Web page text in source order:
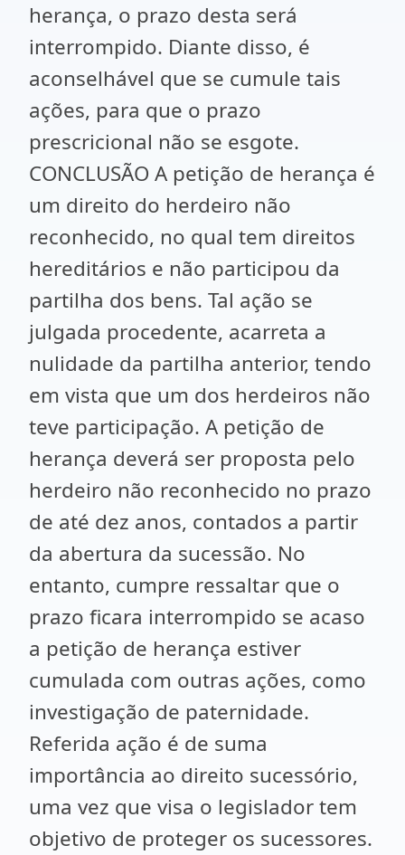
herança, o prazo desta será
interrompido. Diante disso, é
aconselhável que se cumule tais
ações, para que o prazo
prescricional não se esgote.
CONCLUSÃO A petição de herança é
um direito do herdeiro não
reconhecido, no qual tem direitos
hereditários e não participou da
partilha dos bens. Tal ação se
julgada procedente, acarreta a
nulidade da partilha anterior, tendo
em vista que um dos herdeiros não
teve participação. A petição de
herança deverá ser proposta pelo
herdeiro não reconhecido no prazo
de até dez anos, contados a partir
da abertura da sucessão. No
entanto, cumpre ressaltar que o
prazo ficara interrompido se acaso
a petição de herança estiver
cumulada com outras ações, como
investigação de paternidade.
Referida ação é de suma
importância ao direito sucessório,
uma vez que visa o legislador tem
objetivo de proteger os sucessores.